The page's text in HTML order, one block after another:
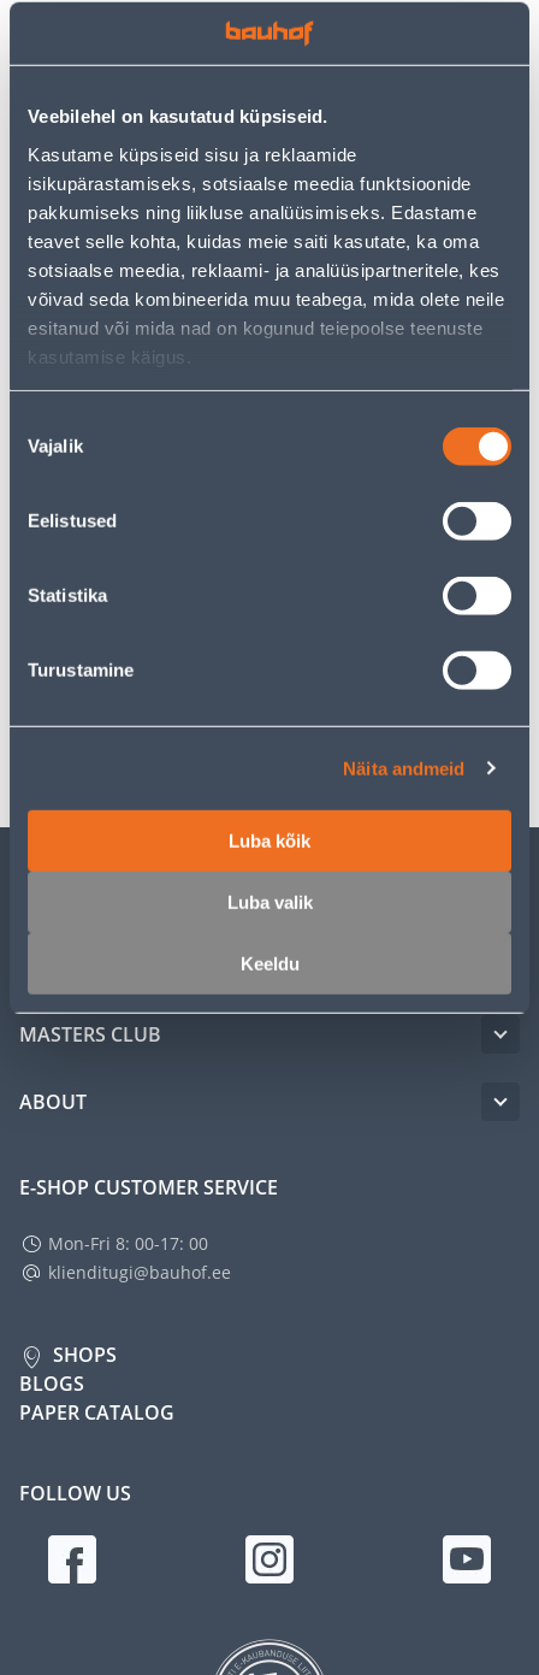
Veebilehel on kasutatud küpsiseid.
Kasutame küpsiseid sisu ja reklaamide
isikupärastamiseks, sotsiaalse meedia funktsioonide
pakkumiseks ning liikluse analüüsimiseks. Edastame
teavet selle kohta, kuidas meie saiti kasutate, ka oma
sotsiaalse meedia, reklaami- ja analüüsipartneritele, kes
võivad seda kombineerida muu teabega, mida olete neile
esitanud või mida nad on kogunud teiepoolse teenuste
kasutamise käigus.
valik
Vajalik
Eelistused
Statistika
Turustamine
Näita andmeid
Luba kõik
Luba valik
Keeldu
ADD TO CART
See availability
• Suki terastross (4 mm x 15 m) on tsingitud.
• Ohutu töötamise koormus on 170 kg, purunemise
koormus 1000 kg.
• 14-päevane tagastusõigus.
Specification
MASTERS CLUB
ABOUT
E-SHOP CUSTOMER SERVICE
Mon-Fri 8: 00-17: 00
klienditugi@bauhof.ee
SHOPS
BLOGS
PAPER CATALOG
FOLLOW US